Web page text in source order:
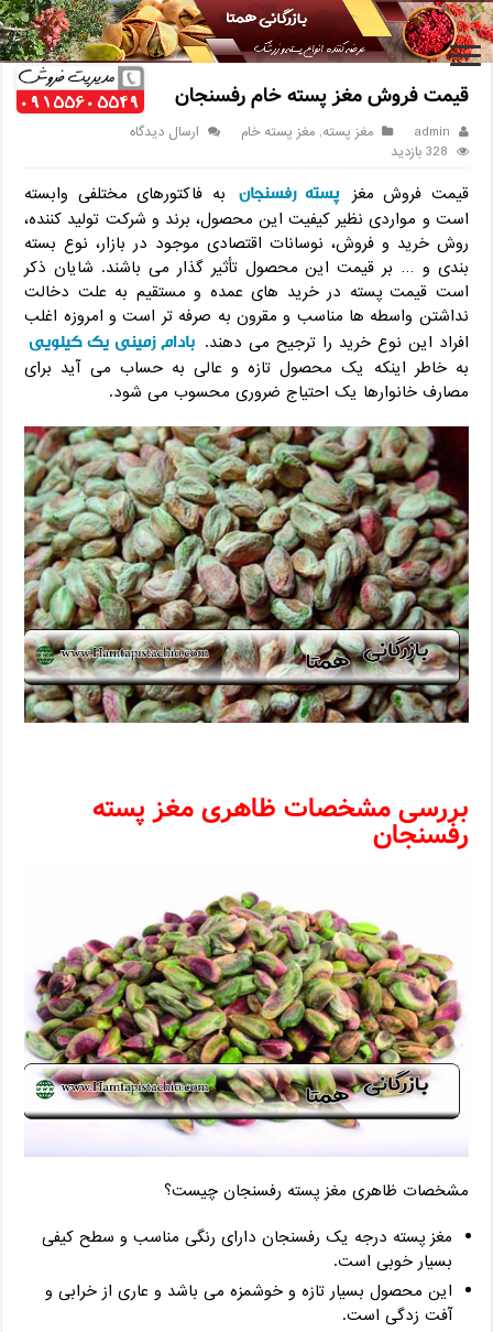
خانه / مغز پسته قیمت فروش مغز پسته خام رفسنجان
قیمت فروش مغز پسته خام رفسنجان
admin مغز پسته,مغز پسته خام
ارسال دیدگاه
328 بازدید
قیمت فروش مغز پسته رفسنجان به فاکتورهای مختلفی وابسته
است و مواردی نظیر کیفیت این محصول، برند و شرکت تولید کننده،
روش خرید و فروش، نوسانات اقتصادی موجود در بازار، نوع بسته
بندی و … بر قیمت این محصول تأثیر گذار می باشند. شایان ذکر
است قیمت پسته در خرید های عمده و مستقیم به علت دخالت
نداشتن واسطه ها مناسب و مقرون به صرفه تر است و امروزه اغلب
افراد این نوع خرید را ترجیح می دهند. بادام زمینی یک کیلویی
به خاطر اینکه یک محصول تازه و عالی به حساب می آید برای
مصارف خانوارها یک احتیاج ضروری محسوب می شود.
بررسی مشخصات ظاهری مغز پسته
رفسنجان
مشخصات ظاهری مغز پسته رفسنجان چیست؟
مغز پسته درجه یک رفسنجان دارای رنگی مناسب و سطح کیفی
بسیار خوبی است.
این محصول بسیار تازه و خوشمزه می باشد و عاری از خرابی و
آفت زدگی است.